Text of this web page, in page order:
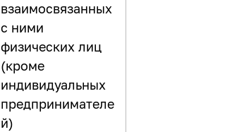
взаимосвязанных
с ними
физических лиц
(кроме
индивидуальных
предпринимателе
й)